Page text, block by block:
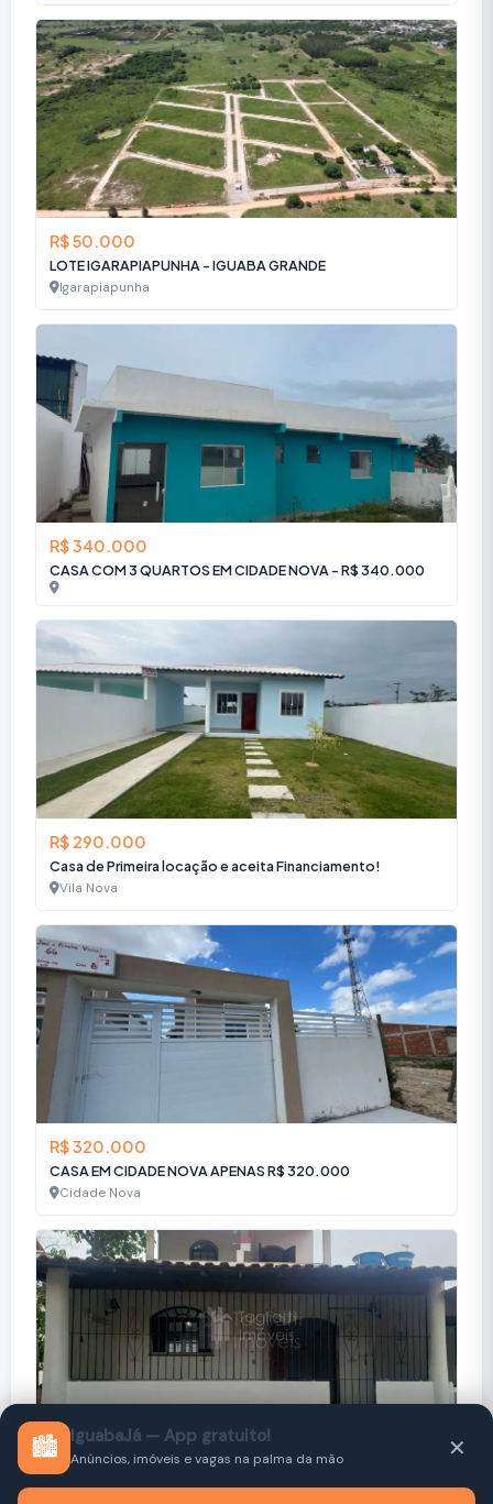
R$ 50.000
LOTE IGARAPIAPUNHA - IGUABA GRANDE
Igarapiapunha
R$ 340.000
CASA COM 3 QUARTOS EM CIDADE NOVA - R$ 340.000
R$ 290.000
Casa de Primeira locação e aceita Financiamento!
Vila Nova
R$ 320.000
CASA EM CIDADE NOVA APENAS R$ 320.000
Cidade Nova
R$ 350.000
🏙️ IguabaJá — App gratuito!
Anúncios, imóveis e vagas na palma da mão ✕